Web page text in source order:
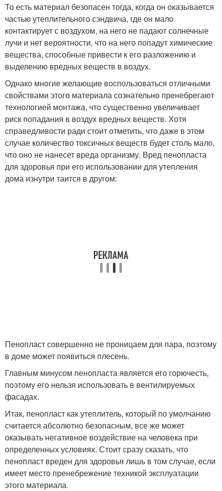
То есть материал безопасен тогда, когда он оказывается
частью утеплительного сэндвича, где он мало
контактирует с воздухом, на него не падают солнечные
лучи и нет вероятности, что на него попадут химические
вещества, способные привести к его разложению и
выделению вредных веществ в воздух.
Однако многие желающие воспользоваться отличными
свойствами этого материала сознательно пренебрегают
технологией монтажа, что существенно увеличивает
риск попадания в воздух вредных веществ. Хотя
справедливости ради стоит отметить, что даже в этом
случае количество токсичных веществ будет столь мало,
что оно не нанесет вреда организму. Вред пенопласта
для здоровья при его использовании для утепления
дома изнутри таится в другом:
Пенопласт совершенно не проницаем для пара, поэтому
в доме может появиться плесень.
Главным минусом пенопласта является его горючесть,
поэтому его нельзя использовать в вентилируемых
фасадах.
Итак, пенопласт как утеплитель, который по умолчанию
считается абсолютно безопасным, все же может
оказывать негативное воздействие на человека при
определенных условиях. Стоит сразу сказать, что
пенопласт вреден для здоровья лишь в том случае, если
имеет место пренебрежение техникой эксплуатации
этого материала.